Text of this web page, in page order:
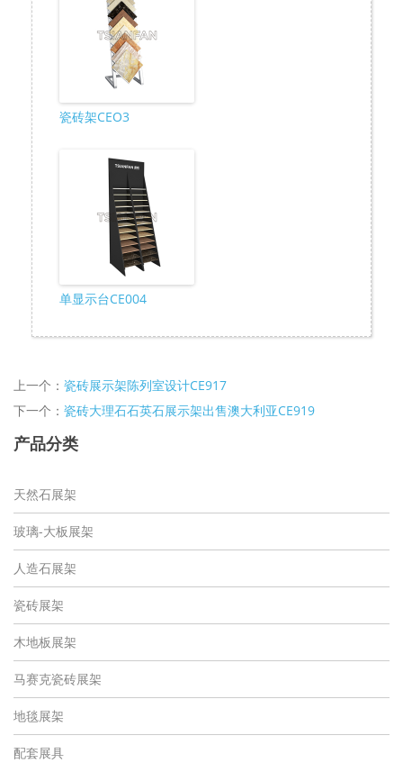
瓷砖架CEO3
单显示台CE004
上一个： 瓷砖展示架陈列室设计CE917
下一个： 瓷砖大理石石英石展示架出售澳大利亚CE919
产品分类
天然石展架
玻璃-大板展架
人造石展架
瓷砖展架
木地板展架
马赛克瓷砖展架
地毯展架
配套展具